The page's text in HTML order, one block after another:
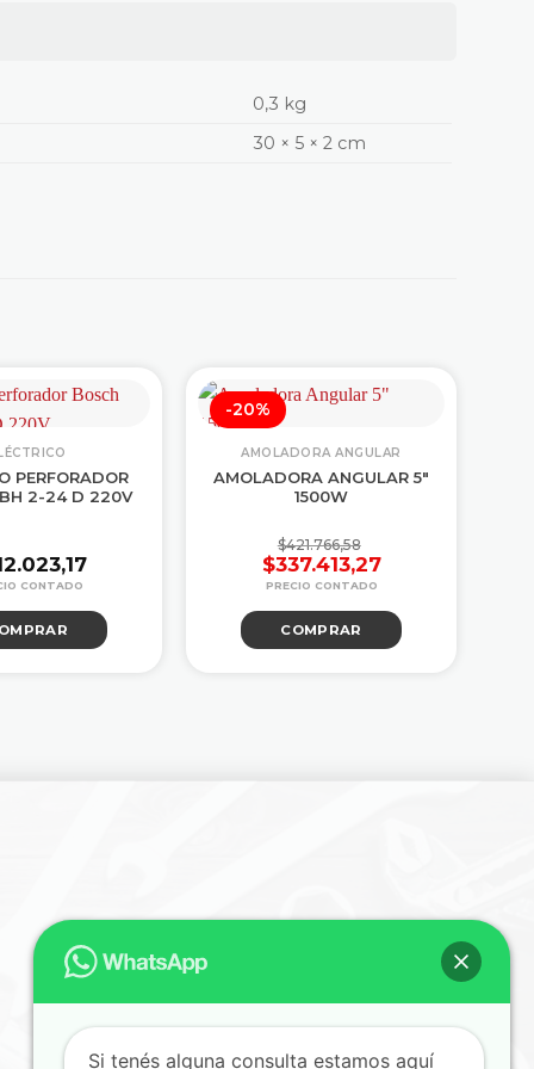
0,3 kg
30 × 5 × 2 cm
PERFORADOR
2-24 D 220V
-20%
AMOLADORA ANGULAR
AMOLADORA ANGULAR 5″
1500W
$421.766,58
precio
original
$337.413,27
precio
actual
COMPRAR
Si tenés alguna consulta estamos aquí